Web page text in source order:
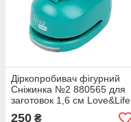
Діркопробивач фігурний
Сніжинка №2 880565 для
заготовок 1,6 см Love&Life
-online-multimarket-
250 ₴